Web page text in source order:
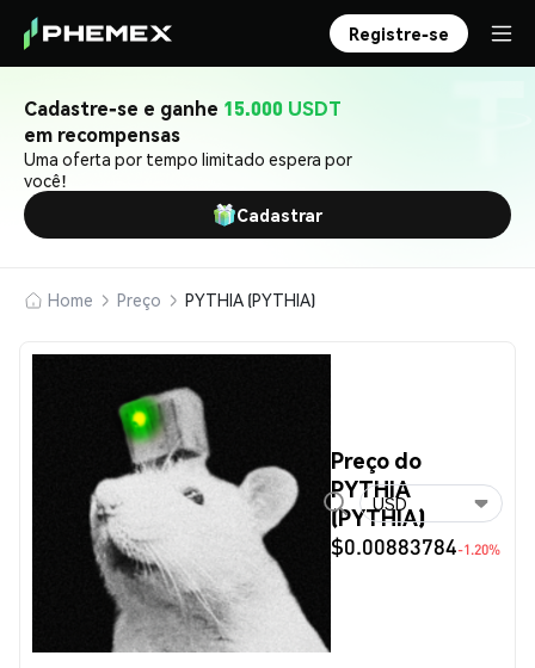
Registre-se
Cadastre-se e ganhe 15.000 USDT
em recompensas
Uma oferta por tempo limitado espera por
você!
Cadastrar
Home Preço PYTHIA (PYTHIA)
Preço do
PYTHIA
(PYTHIA)
$0.00883784-1.20%
USD